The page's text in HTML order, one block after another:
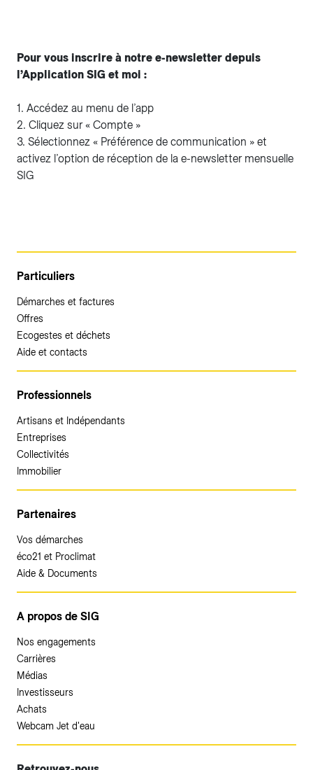
Pour vous inscrire à notre e-newsletter depuis
l’Application SIG et moi :
1. Accédez au menu de l’app
2. Cliquez sur « Compte »
3. Sélectionnez « Préférence de communication » et
activez l’option de réception de la e-newsletter mensuelle
SIG
Particuliers
Démarches et factures
Offres
Ecogestes et déchets
Aide et contacts
Professionnels
Artisans et Indépendants
Entreprises
Collectivités
Immobilier
Partenaires
Vos démarches
éco21 et Proclimat
Aide & Documents
A propos de SIG
Nos engagements
Carrières
Médias
Investisseurs
Achats
Webcam Jet d'eau